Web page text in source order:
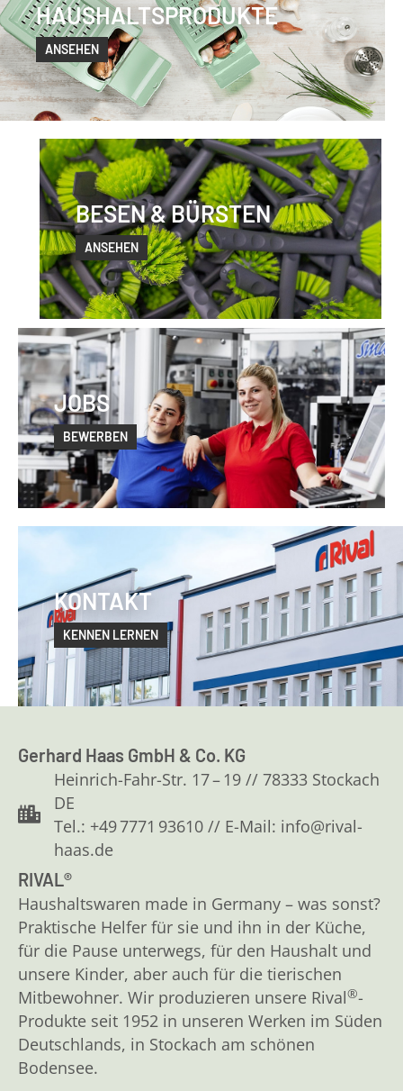
HAUSHALTSPRODUKTE
ANSEHEN
BESEN & BÜRSTEN
ANSEHEN
JOBS
BEWERBEN
KONTAKT
KENNEN LERNEN
Gerhard Haas GmbH & Co. KG
Heinrich-Fahr-Str. 17 – 19 // 78333 Stockach
DE
Tel.: +49 7771 93610 // E-Mail: info@rival-
haas.de
RIVAL®
Haushaltswaren made in Germany – was sonst?
Praktische Helfer für sie und ihn in der Küche,
für die Pause unterwegs, für den Haushalt und
unsere Kinder, aber auch für die tierischen
Mitbewohner. Wir produzieren unsere Rival®-
Produkte seit 1952 in unseren Werken im Süden
Deutschlands, in Stockach am schönen
Bodensee.